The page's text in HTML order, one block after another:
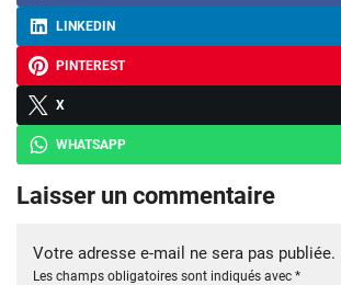
LINKEDIN
PINTEREST
X
WHATSAPP
Laisser un commentaire
Votre adresse e-mail ne sera pas publiée.
Les champs obligatoires sont indiqués avec *